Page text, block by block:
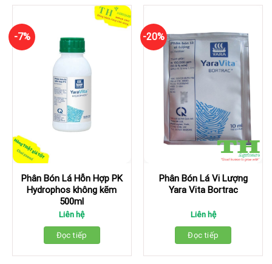
-7%
Phân Bón Lá Hỗn Hợp PK
Hydrophos không kẽm
500ml
Liên hệ
Đọc tiếp
-20%
Phân Bón Lá Vi Lượng
Yara Vita Bortrac
Liên hệ
Đọc tiếp